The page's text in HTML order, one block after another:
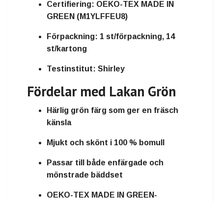
Certifiering: OEKO-TEX MADE IN
GREEN (M1YLFFEU8)
Förpackning: 1 st/förpackning, 14
st/kartong
Testinstitut: Shirley
Fördelar med Lakan Grön
Härlig grön färg som ger en fräsch
känsla
Mjukt och skönt i 100 % bomull
Passar till både enfärgade och
mönstrade bäddset
OEKO-TEX MADE IN GREEN-